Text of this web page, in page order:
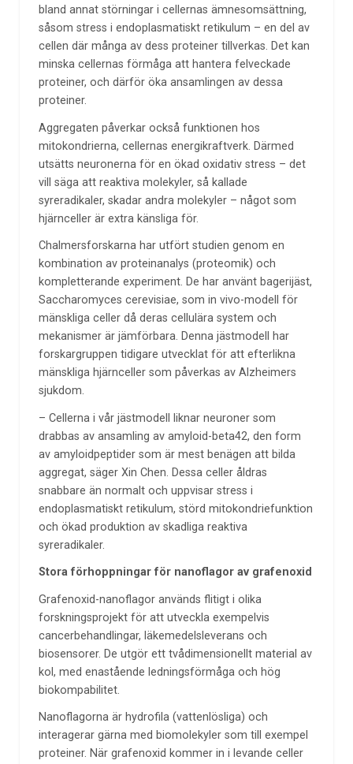
bland annat störningar i cellernas ämnesomsättning,
såsom stress i endoplasmatiskt retikulum – en del av
cellen där många av dess proteiner tillverkas. Det kan
minska cellernas förmåga att hantera felveckade
proteiner, och därför öka ansamlingen av dessa
proteiner.
Aggregaten påverkar också funktionen hos
mitokondrierna, cellernas energikraftverk. Därmed
utsätts neuronerna för en ökad oxidativ stress – det
vill säga att reaktiva molekyler, så kallade
syreradikaler, skadar andra molekyler – något som
hjärnceller är extra känsliga för.
Chalmersforskarna har utfört studien genom en
kombination av proteinanalys (proteomik) och
kompletterande experiment. De har använt bagerijäst,
Saccharomyces cerevisiae, som in vivo-modell för
mänskliga celler då deras cellulära system och
mekanismer är jämförbara. Denna jästmodell har
forskargruppen tidigare utvecklat för att efterlikna
mänskliga hjärnceller som påverkas av Alzheimers
sjukdom.
– Cellerna i vår jästmodell liknar neuroner som
drabbas av ansamling av amyloid-beta42, den form
av amyloidpeptider som är mest benägen att bilda
aggregat, säger Xin Chen. Dessa celler åldras
snabbare än normalt och uppvisar stress i
endoplasmatiskt retikulum, störd mitokondriefunktion
och ökad produktion av skadliga reaktiva
syreradikaler.
Stora förhoppningar för nanoflagor av grafenoxid
Grafenoxid-nanoflagor används flitigt i olika
forskningsprojekt för att utveckla exempelvis
cancerbehandlingar, läkemedelsleverans och
biosensorer. De utgör ett tvådimensionellt material av
kol, med enastående ledningsförmåga och hög
biokompabilitet.
Nanoflagorna är hydrofila (vattenlösliga) och
interagerar gärna med biomolekyler som till exempel
proteiner. När grafenoxid kommer in i levande celler